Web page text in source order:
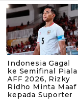
Indonesia Gagal
ke Semifinal Piala
AFF 2026, Rizky
Ridho Minta Maaf
kepada Suporter